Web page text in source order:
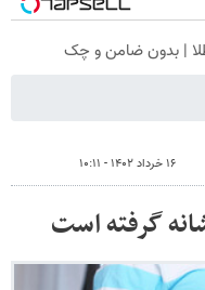
۱۶ خرداد ۱۴۰۲ - ۱۰:۱۱
گرفته است